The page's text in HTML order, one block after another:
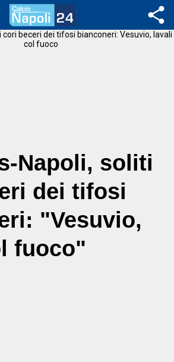
Napoli, soliti
dei tifosi
"Vesuvio,
fuoco"